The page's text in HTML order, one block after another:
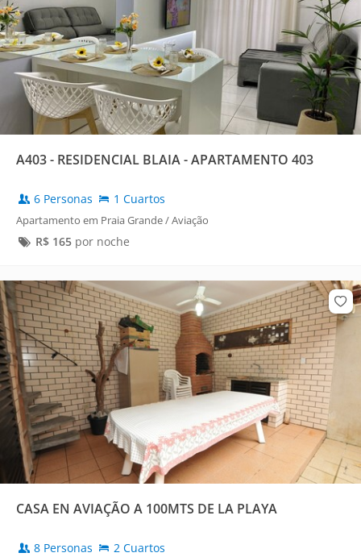
A403 - RESIDENCIAL BLAIA - APARTAMENTO 403
6 Personas 1 Cuartos
Apartamento em Praia Grande / Aviação
R$ 165por noche
CASA EN AVIAÇÃO A 100MTS DE LA PLAYA
8 Personas 2 Cuartos